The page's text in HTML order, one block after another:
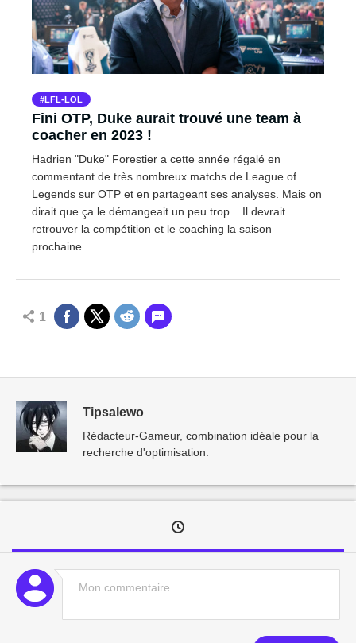
LFL-LOL
Fini OTP, Duke aurait trouvé une team à
coacher en 2023 !
Hadrien "Duke" Forestier a cette année régalé en
commentant de très nombreux matchs de League of
Legends sur OTP et en partageant ses analyses. Mais on
dirait que ça le démangeait un peu trop... Il devrait
retrouver la compétition et le coaching la saison
prochaine.
1
Tipsalewo
Rédacteur-Gameur, combination idéale pour la
recherche d'optimisation.